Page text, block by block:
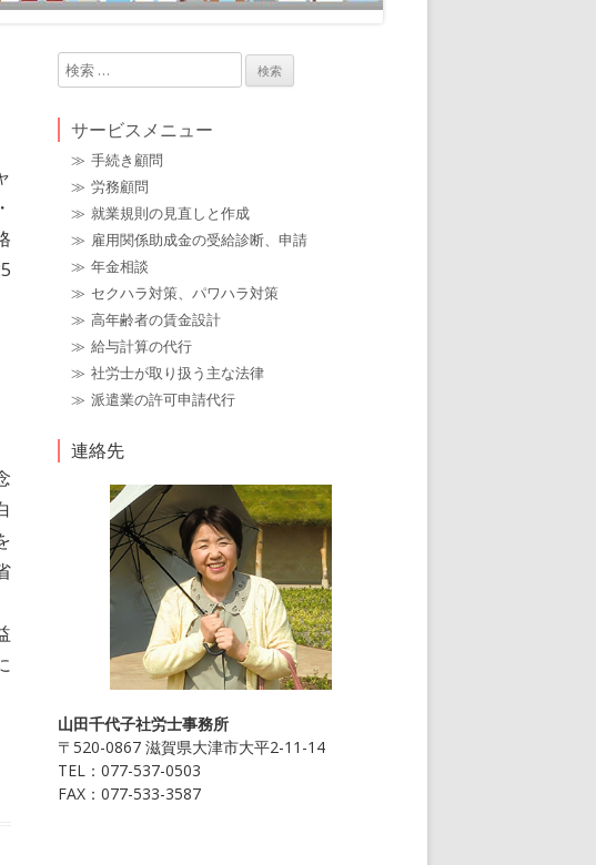
検
索
: サービスメニュー
手続き顧問
労務顧問
就業規則の見直しと作成
雇用関係助成金の受給診断、申請
年金相談
セクハラ対策、パワハラ対策
高年齢者の賃金設計
給与計算の代行
社労士が取り扱う主な法律
派遣業の許可申請代行
連絡先
山田千代子社労士事務所
〒520-0867 滋賀県大津市大平2-11-14
TEL：077-537-0503
FAX：077-533-3587